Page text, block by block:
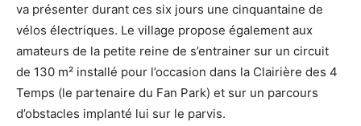
va présenter durant ces six jours une cinquantaine de
vélos électriques. Le village propose également aux
amateurs de la petite reine de s’entrainer sur un circuit
de 130 m² installé pour l’occasion dans la Clairière des 4
Temps (le partenaire du Fan Park) et sur un parcours
d’obstacles implanté lui sur le parvis.